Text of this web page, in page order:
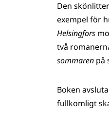
Den
exempel för
Helsingfors
två
sommaren på
Boken
fullkomligt